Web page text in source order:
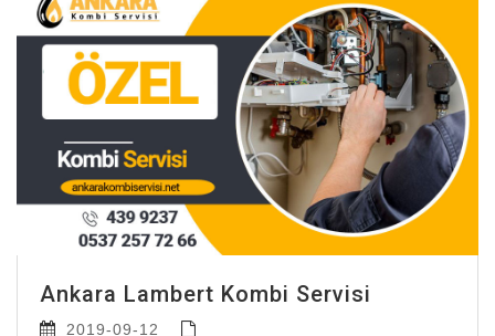
Ankara Lambert Kombi Servisi
2019-09-12